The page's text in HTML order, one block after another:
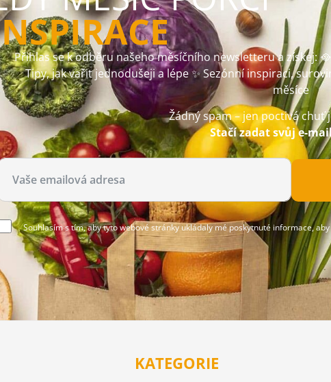
Přihlas se k odběru našeho měsíčního newsletteru a získej:
Tipy, jak vařit jednodušeji a lépe ✨ Sezónní inspiraci,
měsíce
Žádný spam – jen poctivá chuť
Stačí zadat svůj e-
Souhlasím s tím, aby tyto webové stránky ukládaly mé poskytnuté informace,
KATEGORIE